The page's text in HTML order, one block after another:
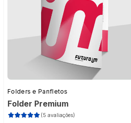
Folders e Panfletos
Folder Premium
(5 avaliações)